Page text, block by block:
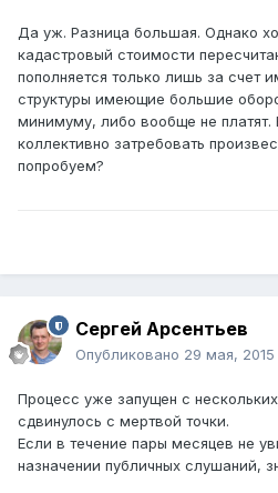
Да уж. Разница большая. Однако
кадастровый стоимости
пополняется только лишь за счет
структуры имеющие большие
минимуму, либо вообще не платят.
коллективно затребовать
попробуем?
Сергей Арсентьев
Опубликовано 29 мая, 2015
Процесс уже запущен с
сдвинулось с мертвой точки.
Если в течение пары месяцев не
назначении публичных слушаний,